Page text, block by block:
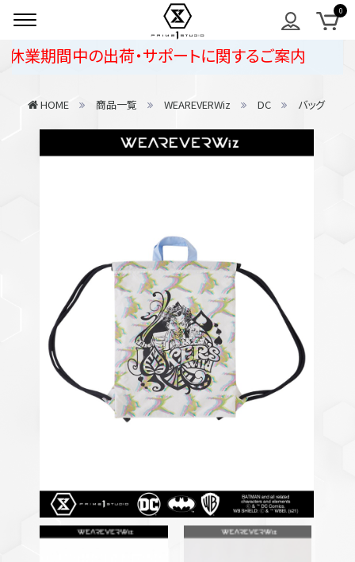
期間中の出荷・サポートに関するご案内
HOME 商品一覧 WEAREVERWiz DC バッグ